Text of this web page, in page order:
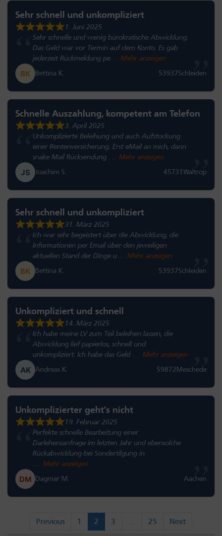
Sehr schnell und unkompliziert
1. Juni 2025
Sehr schnelle und wenig bürokratische Abwicklung.
Das Geld war vor Termin auf dem Konto. Es gab
jederzeit Rückmeldung pe
Mehr anzeigen
Bettina K.
53937Schleiden
Schnelle Auszahlung, kompetent am Telefon
3. April 2025
Unkomplizierte Beleihung und auch Aufstockung
einer Rentenversicherung. Erst eMail an mich, dann
snake Mail Rücksendung
Mehr anzeigen
Joachim S.
45731Waltrop
Sehr schnell und unkompliziert
31. März 2025
Ich war sehr begeistert über die Abwicklung, die
Informationen per Email über den jeweiligen
aktuellen Stand der Dinge u
Mehr anzeigen
Bettina K.
53937Schleiden
Unkompliziert und schnell
14. März 2025
Ich habe meine LV zum Teil beleihen lassen, die
Abwicklung lief papierlos, schnell und
unkompliziert. Ich habe das Geld
Mehr anzeigen
Andreas K.
59872Meschede
Unkomplizierter geht’s nicht
19. Februar 2025
Perfekte schnelle Bearbeitung einer
Darlehensanfrage im letzten Jahr und ebensolche
Rückabwicklung bei Sondertilgung in
Mehr anzeigen
Dagmar M.
Aachen
Previous Seite
1 Seite
2 Seite
3 … Seite
25 Next